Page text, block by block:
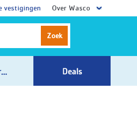
vestigingen Over Wasco
Zoek
Deals